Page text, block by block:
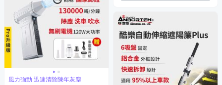
風力強勁 迅速清除陳年灰塵